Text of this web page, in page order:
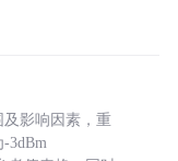
影响因素，重
3dBm